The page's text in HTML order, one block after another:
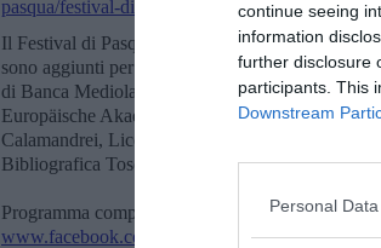
continue seeing
information
further disclosure
participants. This
Downstream
Personal
pasqua/festival-di-pasqua-a-montepulciano-2021
Il Festival di Pasqua si avvale anche
sono aggiunti per la prima volta i contributi e il
di Banca Mediolanum, oltre alle collaborazioni
Europäische Akademie fur Musik und
Calamandrei, Licei Poliziani, Rotary
Bibliografica Toscana, Palazzo Carletti,
Programma completo e maggiori informazioni su
www.facebook.com/festivaldipasqua